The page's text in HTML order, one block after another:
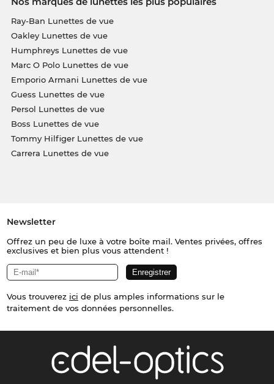
Ray-Ban Lunettes de vue
Oakley Lunettes de vue
Humphreys Lunettes de vue
Marc O Polo Lunettes de vue
Emporio Armani Lunettes de vue
Guess Lunettes de vue
Persol Lunettes de vue
Boss Lunettes de vue
Tommy Hilfiger Lunettes de vue
Carrera Lunettes de vue
Newsletter
Offrez un peu de luxe à votre boîte mail. Ventes privées, offres
exclusives et bien plus vous attendent !
Vous trouverez ici de plus amples informations sur le
traitement de vos données personnelles.